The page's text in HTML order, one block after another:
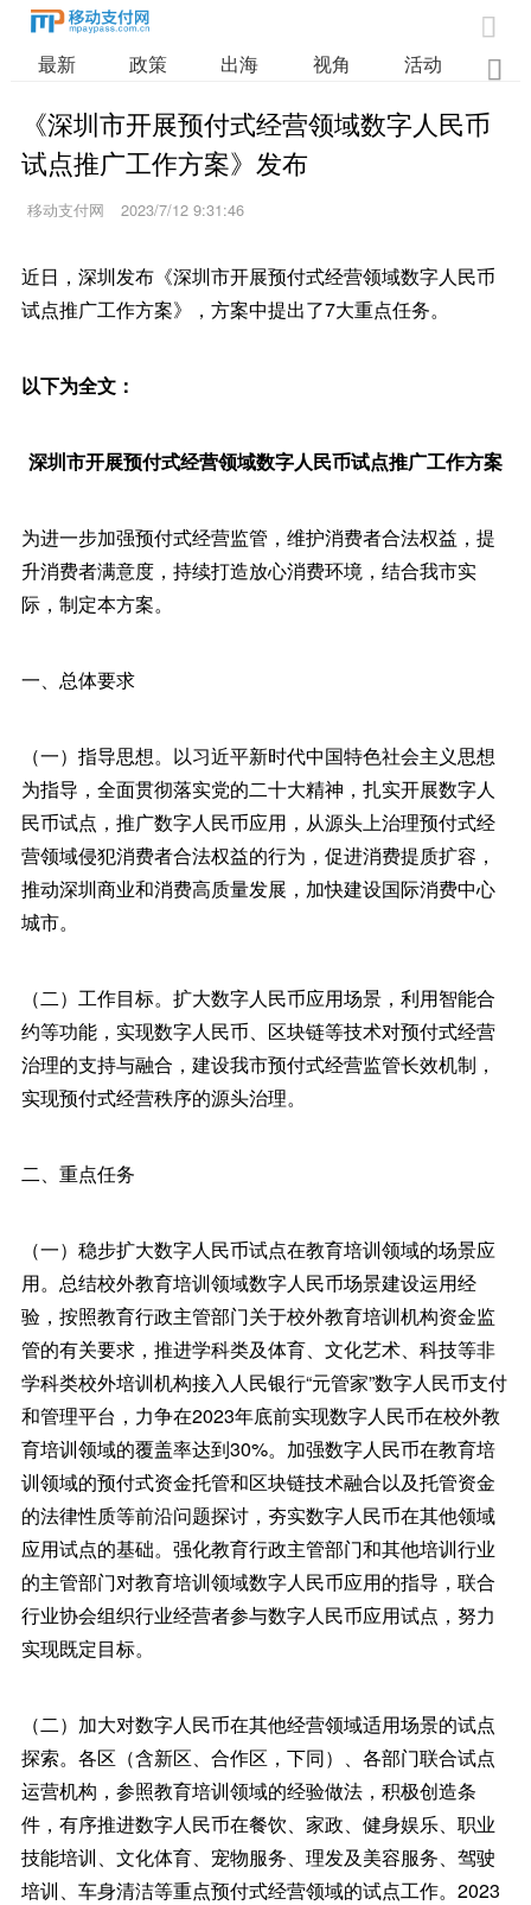

最新 政策 出海 视角 活动 业

《深圳市开展预付式经营领域数字人民币
试点推广工作方案》发布
移动支付网 2023/7/12 9:31:46
近日，深圳发布《深圳市开展预付式经营领域数字人民币
试点推广工作方案》，方案中提出了7大重点任务。
以下为全文：
深圳市开展预付式经营领域数字人民币试点推广工作方案
为进一步加强预付式经营监管，维护消费者合法权益，提
升消费者满意度，持续打造放心消费环境，结合我市实
际，制定本方案。
一、总体要求
（一）指导思想。以习近平新时代中国特色社会主义思想
为指导，全面贯彻落实党的二十大精神，扎实开展数字人
民币试点，推广数字人民币应用，从源头上治理预付式经
营领域侵犯消费者合法权益的行为，促进消费提质扩容，
推动深圳商业和消费高质量发展，加快建设国际消费中心
城市。
（二）工作目标。扩大数字人民币应用场景，利用智能合
约等功能，实现数字人民币、区块链等技术对预付式经营
治理的支持与融合，建设我市预付式经营监管长效机制，
实现预付式经营秩序的源头治理。
二、重点任务
（一）稳步扩大数字人民币试点在教育培训领域的场景应
用。总结校外教育培训领域数字人民币场景建设运用经
验，按照教育行政主管部门关于校外教育培训机构资金监
管的有关要求，推进学科类及体育、文化艺术、科技等非
学科类校外培训机构接入人民银行“元管家”数字人民币支付
和管理平台，力争在2023年底前实现数字人民币在校外教
育培训领域的覆盖率达到30%。加强数字人民币在教育培
训领域的预付式资金托管和区块链技术融合以及托管资金
的法律性质等前沿问题探讨，夯实数字人民币在其他领域
应用试点的基础。强化教育行政主管部门和其他培训行业
的主管部门对教育培训领域数字人民币应用的指导，联合
行业协会组织行业经营者参与数字人民币应用试点，努力
实现既定目标。
（二）加大对数字人民币在其他经营领域适用场景的试点
探索。各区（含新区、合作区，下同）、各部门联合试点
运营机构，参照教育培训领域的经验做法，积极创造条
件，有序推进数字人民币在餐饮、家政、健身娱乐、职业
技能培训、文化体育、宠物服务、理发及美容服务、驾驶
培训、车身清洁等重点预付式经营领域的试点工作。2023